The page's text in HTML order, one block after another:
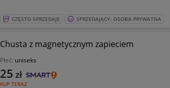
CZĘSTO SPRZEDAJE SPRZEDAJĄCY: OSOBA PRYWATNA
Chusta z magnetycznym zapieciem
Płeć: uniseks
KUP TERAZ
25 zł